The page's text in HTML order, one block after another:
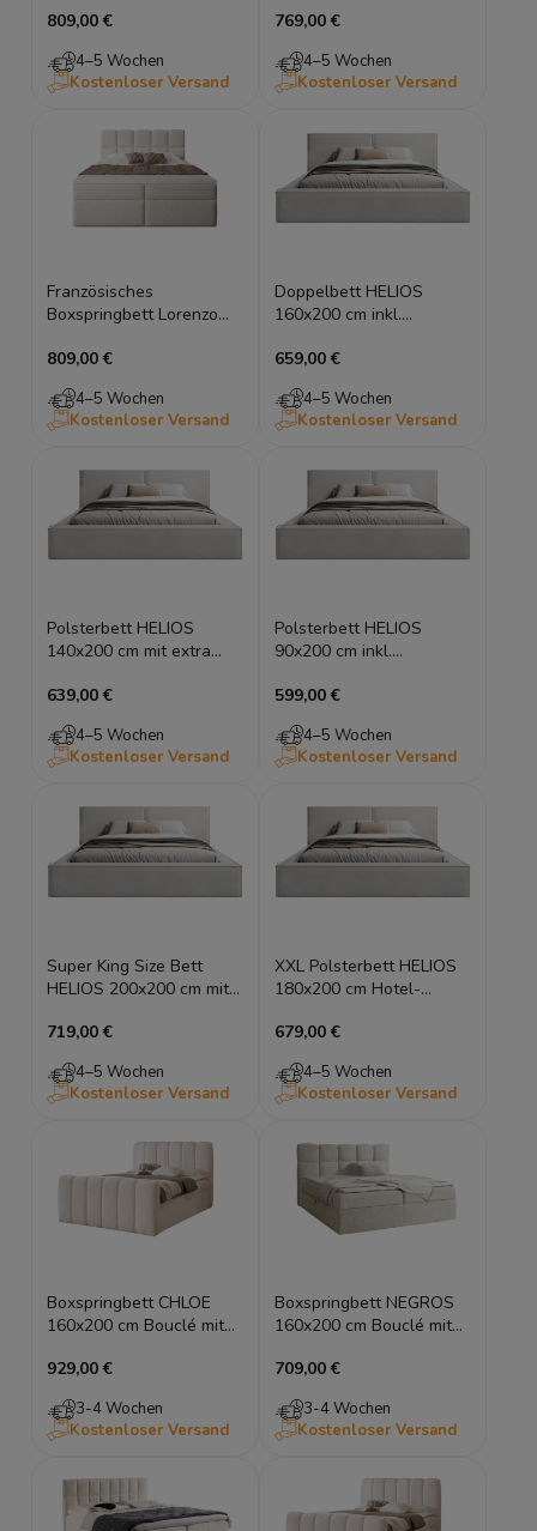
Bettkasten
809,00 €
4–5 Wochen
Kostenloser Versand
Bettkasten
769,00 €
4–5 Wochen
Kostenloser Versand
Französisches
Boxspringbett Lorenzo
Bettkasten
809,00 €
4–5 Wochen
Kostenloser Versand
Doppelbett HELIOS
160x200 cm inkl.
Dachschrägen
659,00 €
4–5 Wochen
Kostenloser Versand
Polsterbett HELIOS
140x200 cm mit extra
Bettkasten
639,00 €
4–5 Wochen
Kostenloser Versand
Polsterbett HELIOS
90x200 cm inkl.
Dachschrägen
599,00 €
4–5 Wochen
Kostenloser Versand
Super King Size Bett
HELIOS 200x200 cm mit
Look
719,00 €
4–5 Wochen
Kostenloser Versand
XXL Polsterbett HELIOS
180x200 cm Hotel-
679,00 €
4–5 Wochen
Kostenloser Versand
Boxspringbett CHLOE
160x200 cm Bouclé mit
929,00 €
3-4 Wochen
Kostenloser Versand
Boxspringbett NEGROS
160x200 cm Bouclé mit
709,00 €
3-4 Wochen
Kostenloser Versand